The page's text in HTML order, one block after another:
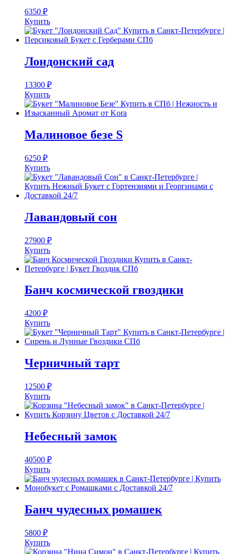
6350 ₽
Купить
Лондонский сад
13300 ₽
Купить
Малиновое безе S
6250 ₽
Купить
Лавандовый сон
27900 ₽
Купить
Банч космической гвоздики
4200 ₽
Купить
Черничный тарт
12500 ₽
Купить
Небесный замок
40500 ₽
Купить
Банч чудесных ромашек
5800 ₽
Купить